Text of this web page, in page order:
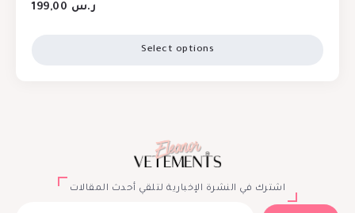
ر.س
Select options
اشترك في النشرة الإخبارية لتلقي أحدث المقالات